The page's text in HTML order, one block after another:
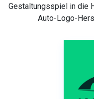
Gestaltungsspiel in die
Auto-Logo-